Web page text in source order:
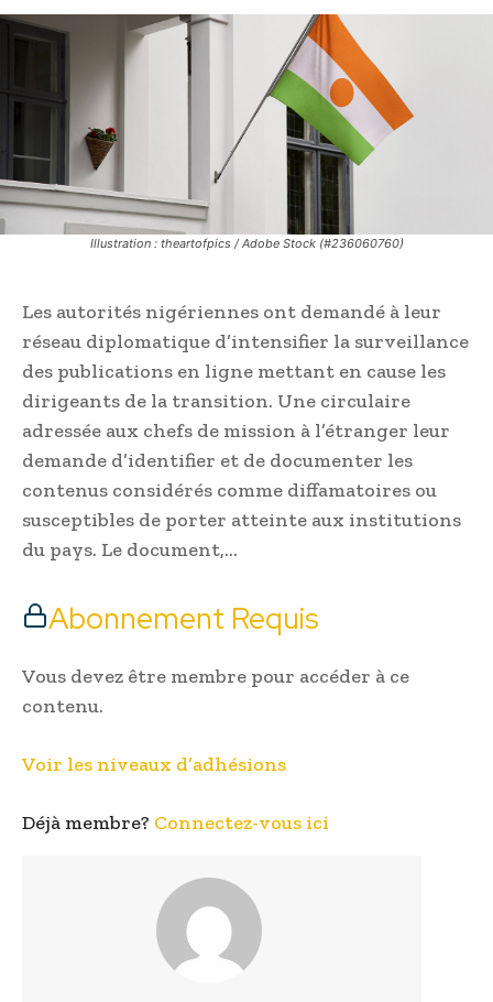
Illustration : theartofpics / Adobe Stock (#236060760)
Les autorités nigériennes ont demandé à leur
réseau diplomatique d’intensifier la surveillance
des publications en ligne mettant en cause les
dirigeants de la transition. Une circulaire
adressée aux chefs de mission à l’étranger leur
demande d’identifier et de documenter les
contenus considérés comme diffamatoires ou
susceptibles de porter atteinte aux institutions
du pays. Le document,…
Abonnement Requis
Vous devez être membre pour accéder à ce
contenu.
Voir les niveaux d’adhésions
Déjà membre? Connectez-vous ici